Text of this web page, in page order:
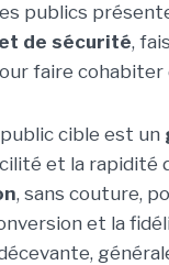
publics
de sécurité,
faire
public cible est un
et la rapidité
, sans couture,
et la